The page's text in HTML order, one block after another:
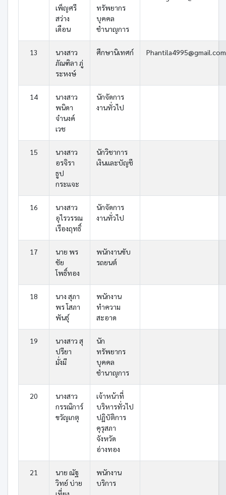
เพ็ญศรี
สว่าง
เดือน
ทรัพยากร
บุคคล
ชำนาญการ
13
นางสาว
ภัณฑิลา ภู่
ระหงษ์
ศึกษานิเทศก์ Phantila4995@gmail.com
14
นางสาว
พนิดา
จำนงค์
เวช
นักจัดการ
งานทั่วไป
15
นางสาว
อรจิรา
ธูป
กระแจะ
นักวิชาการ
เงินและบัญชี
16
นางสาว
อุไรวรรณ
เรืองฤทธิ์
นักจัดการ
งานทั่วไป
17
นาย พร
ชัย
โพธิ์ทอง
พนักงานขับ
รถยนต์
18
นาง สุภา
พร โสภา
พันธุ์
พนักงาน
ทำความ
สะอาด
19
นางสาว สุ
ปรียา
มั่งมี
นัก
ทรัพยากร
บุคคล
ชำนาญการ
20
นางสาว
กรรณิการ์
ขวัญเกตุ
เจ้าหน้าที่
บริหารทั่วไป
ปฏิบัติการ
คุรุสภา
จังหวัด
อ่างทอง
21
นาย ณัฐ
วิทย์ บ่าย
พนักงาน
บริการ